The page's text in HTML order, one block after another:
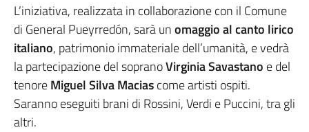
L’iniziativa, realizzata in collaborazione con il Comune
di General Pueyrredón, sarà unomaggio al canto lirico
italiano, patrimonio immateriale dell’umanità, e vedrà
la partecipazione del sopranoVirginia Savastano e del
tenoreMiguel Silva Maciascome artisti ospiti.
Saranno eseguiti brani di Rossini, Verdi e Puccini, tra gli
altri.